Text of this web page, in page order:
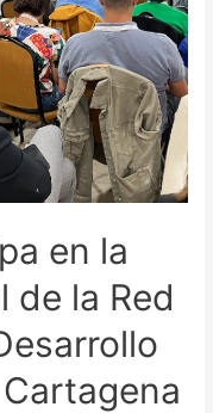
en la
de la Red